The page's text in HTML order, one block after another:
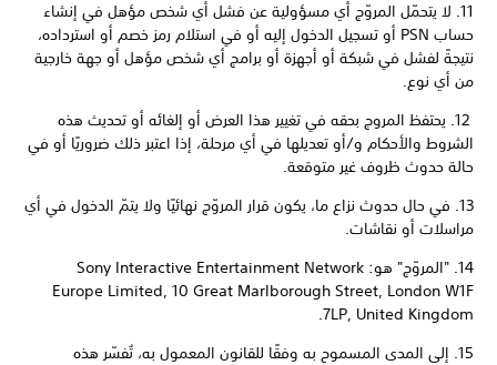
11. لا يتحمّل المروّج أي مسؤولية عن فشل أي شخص مؤهل في إنشاء
حساب PSN أو تسجيل الدخول إليه أو في استلام رمز خصم أو استرداده،
نتيجةً لفشل في شبكة أو أجهزة أو برامج أي شخص مؤهل أو جهة خارجية
من أي نوع.
12. يحتفظ المروج بحقه في تغيير هذا العرض أو إلغائه أو تحديث هذه
الشروط والأحكام و/أو تعديلها في أي مرحلة، إذا اعتبر ذلك ضروريًا أو في
حالة حدوث ظروف غير متوقعة.
13. في حال حدوث نزاع ما، يكون قرار المروّج نهائيًا ولا يتمّ الدخول في أي
مراسلات أو نقاشات.
14. "المروّج" هو: Sony Interactive Entertainment Network
Europe Limited, 10 Great Marlborough Street, London W1F
7LP, United Kingdom.
15. إلى المدى المسموح به وفقًا للقانون المعمول به، تُفسّر هذه